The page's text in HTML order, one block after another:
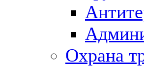
Охрана